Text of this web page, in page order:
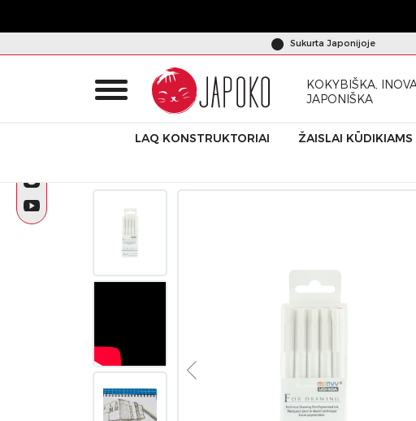
Sukurta Japonijoje
KOKYBIŠKA,
JAPONIŠKA
LAQ KONSTRUKTORIAI ŽAISLAI KŪDIKIAMS
Spalvoti grafiniai rašikliai